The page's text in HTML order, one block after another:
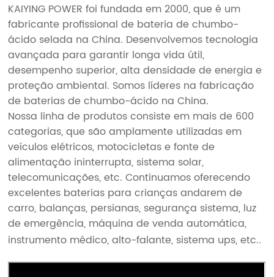
KAIYING POWER foi fundada em 2000, que é um
fabricante profissional de bateria de chumbo-
ácido selada na China. Desenvolvemos tecnologia
avançada para garantir longa vida útil,
desempenho superior, alta densidade de energia e
proteção ambiental. Somos líderes na fabricação
de baterias de chumbo-ácido na China.
Nossa linha de produtos consiste em mais de 600
categorias, que são amplamente utilizadas em
veículos elétricos, motocicletas e fonte de
alimentação ininterrupta, sistema solar,
telecomunicações, etc. Continuamos oferecendo
excelentes baterias para crianças andarem de
carro, balanças, persianas, segurança sistema, luz
de emergência, máquina de venda automática,
instrumento médico, alto-falante, sistema ups, etc..